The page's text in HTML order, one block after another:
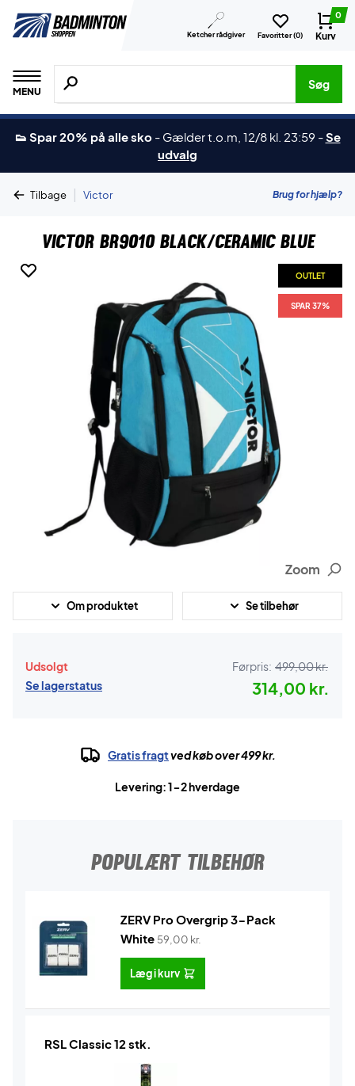
Ketcher rådgiver Favoritter (0)
0
Kurv
MENU
Søg efter produkter, mærker etc.
Søg
👟 Spar 20% på alle sko - Gælder t.o.m, 12/8 kl. 23:59 -Se
udvalg
Tilbage | Victor Brug for hjælp?
Victor BR9010 Black/Ceramic Blue
OUTLET
SPAR 37%
Zoom
Om produktet Se tilbehør
Udsolgt
Se lagerstatus
Førpris: 499,00 kr.
314,00 kr.
Gratis fragtved køb over 499 kr.
Levering: 1-2 hverdage
POPULÆRT TILBEHØR
ZERV Pro Overgrip 3-Pack
White 59,00 kr.
Læg i kurv
RSL Classic 12 stk.